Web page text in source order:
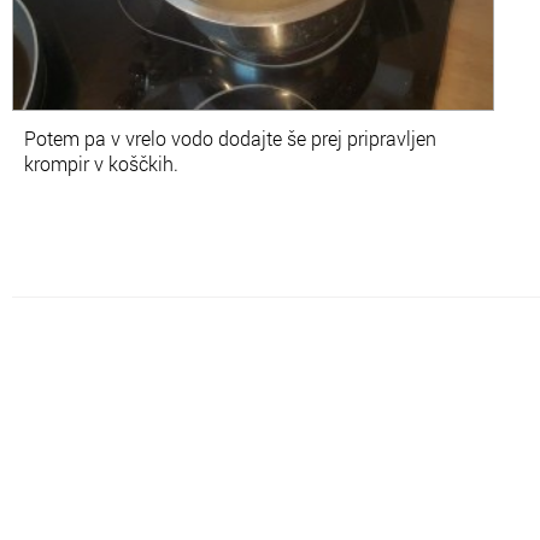
Potem pa v vrelo vodo dodajte še prej pripravljen
krompir v koščkih.